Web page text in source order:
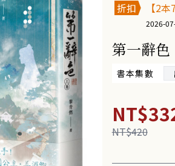
折扣
【2
展
2026-
第一辭色
書本集數
NT$420